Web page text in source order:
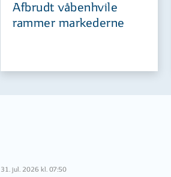
Afbrudt våbenhvile
rammer markederne
31. jul. 2026 kl. 07:50